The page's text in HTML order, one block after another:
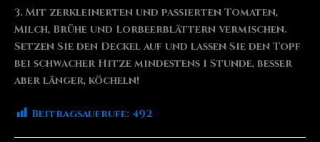
3. Mit zerkleinerten und passierten Tomaten,
Milch, Brühe und Lorbeerblättern vermischen.
Setzen Sie den Deckel auf und lassen Sie den Topf
bei schwacher Hitze mindestens 1 Stunde, besser
aber länger, köcheln!
Beitragsaufrufe: 492